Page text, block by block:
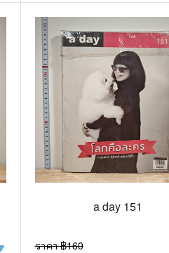
a day 151
ราคา ฿160